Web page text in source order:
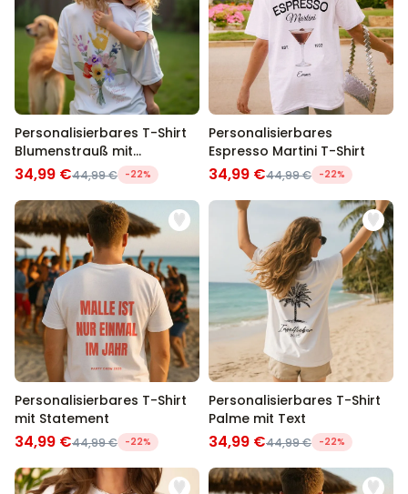
Personalisierbares T-Shirt
Blumenstrauß mit
Handabdruck
34,99 €44,99 € -22%
Personalisierbares
Espresso Martini T-Shirt
34,99 €44,99 € -22%
Personalisierbares T-Shirt
mit Statement
34,99 €44,99 € -22%
Personalisierbares T-Shirt
Palme mit Text
34,99 €44,99 € -22%